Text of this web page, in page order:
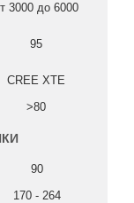
3000 до 6000
95
CREE XTE
>80
90
170 - 264